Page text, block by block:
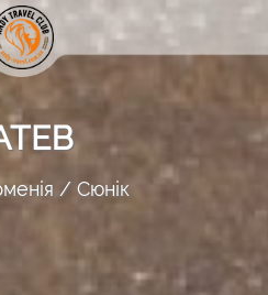
Сюнік